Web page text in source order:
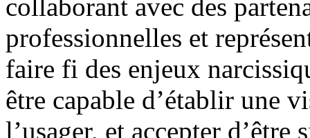
collaborant avec des
professionnelles et
faire fi des enjeux
être capable d’établir une
l’usager, et accepter